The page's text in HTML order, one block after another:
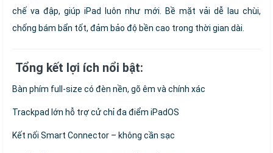
chế va đập, giúp iPad luôn như mới. Bề mặt vải dễ lau chùi,
chống bám bẩn tốt, đảm bảo độ bền cao trong thời gian dài.
Tổng kết lợi ích nổi bật:
Bàn phím full-size có đèn nền, gõ êm và chính xác
Trackpad lớn hỗ trợ cử chỉ đa điểm iPadOS
Kết nối Smart Connector – không cần sạc